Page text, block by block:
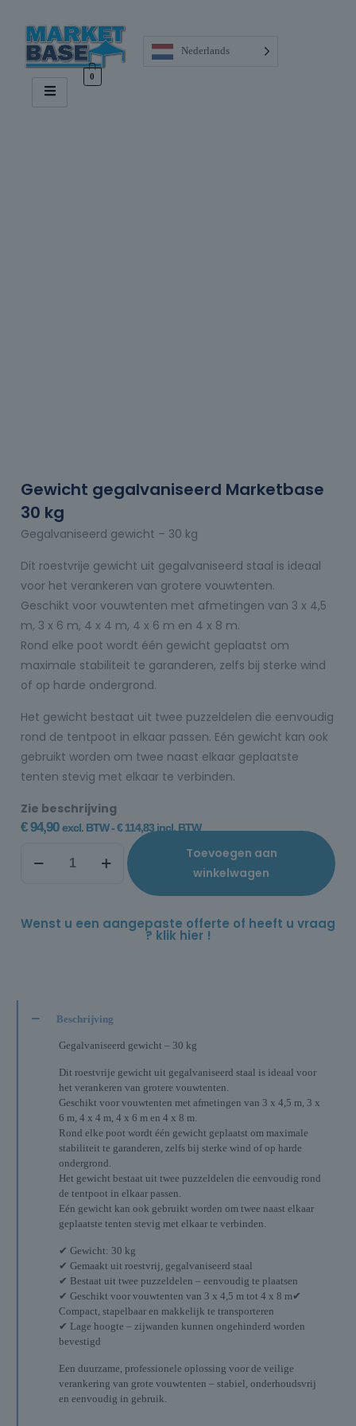
0
Nederlands
Gewicht gegalvaniseerd Marketbase
30 kg
Gegalvaniseerd gewicht – 30 kg
Dit roestvrije gewicht uit gegalvaniseerd staal is ideaal
voor het verankeren van grotere vouwtenten.
Geschikt voor vouwtenten met afmetingen van 3 x 4,5
m, 3 x 6 m, 4 x 4 m, 4 x 6 m en 4 x 8 m.
Rond elke poot wordt één gewicht geplaatst om
maximale stabiliteit te garanderen, zelfs bij sterke wind
of op harde ondergrond.
Het gewicht bestaat uit twee puzzeldelen die eenvoudig
rond de tentpoot in elkaar passen. Eén gewicht kan ook
gebruikt worden om twee naast elkaar geplaatste
tenten stevig met elkaar te verbinden.
Zie beschrijving
€94,90 excl. BTW -€114,83 incl. BTW
Toevoegen aan
winkelwagen
Wenst u een aangepaste offerte of heeft u vraag
? klik hier !
Beschrijving
Gegalvaniseerd gewicht – 30 kg
Dit roestvrije gewicht uit gegalvaniseerd staal is ideaal voor
het verankeren van grotere vouwtenten.
Geschikt voor vouwtenten met afmetingen van 3 x 4,5 m, 3 x
6 m, 4 x 4 m, 4 x 6 m en 4 x 8 m.
Rond elke poot wordt één gewicht geplaatst om maximale
stabiliteit te garanderen, zelfs bij sterke wind of op harde
ondergrond.
Het gewicht bestaat uit twee puzzeldelen die eenvoudig rond
de tentpoot in elkaar passen.
Eén gewicht kan ook gebruikt worden om twee naast elkaar
geplaatste tenten stevig met elkaar te verbinden.
✔ Gewicht: 30 kg
✔ Gemaakt uit roestvrij, gegalvaniseerd staal
✔ Bestaat uit twee puzzeldelen – eenvoudig te plaatsen
✔ Geschikt voor vouwtenten van 3 x 4,5 m tot 4 x 8 m✔
Compact, stapelbaar en makkelijk te transporteren
✔ Lage hoogte – zijwanden kunnen ongehinderd worden
bevestigd
Een duurzame, professionele oplossing voor de veilige
verankering van grote vouwtenten – stabiel, onderhoudsvrij
en eenvoudig in gebruik.